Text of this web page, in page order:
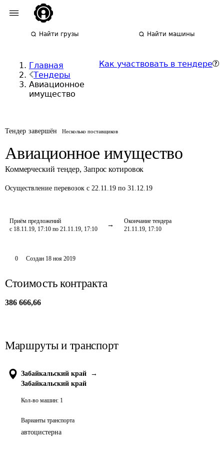
Найти грузы Найти машины
Главная
Тендеры
Авиационное
имущество
Как участвовать в тендере
Тендер завершён Несколько поставщиков
Авиационное имущество
Коммерческий тендер, Запрос котировок
Осуществление перевозок с 22.11.19 по 31.12.19
Приём предложений
с 18.11.19, 17:10 по 21.11.19, 17:10
Окончание тендера
21.11.19, 17:10
0 Создан 18 ноя 2019
Стоимость контракта
386 666,66
Маршруты и транспорт
Забайкальский край
→
Забайкальский край
Кол-во машин: 1
Варианты транспорта
автоцистерна